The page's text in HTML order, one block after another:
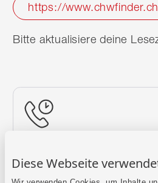
Diese Webseite
https://www.chwfinder.ch
Bitte aktualisiere deine